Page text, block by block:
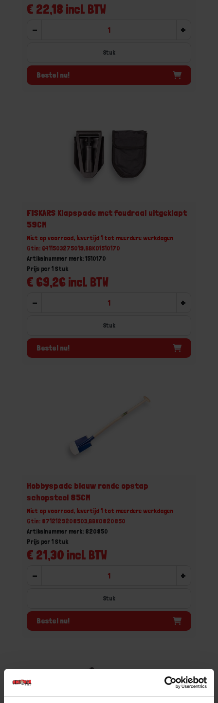
€ 22,18 incl. BTW
- +
Stuk
Bestel nu!
FISKARS Klapspade met foudraal uitgeklapt
59CM
Niet op voorraad, levertijd 1 tot meerdere werkdagen
Gtin: 6411503275019,BBKO1510170
Artikelnummer merk: 1510170
€ 69,26 incl. BTW
Prijs per 1 Stuk
- +
Stuk
Bestel nu!
Hobbyspade blauw ronde opstap
schopsteel 85CM
Niet op voorraad, levertijd 1 tot meerdere werkdagen
Gtin: 8712129208503,BBKO820850
Artikelnummer merk: 820850
€ 21,30 incl. BTW
Prijs per 1 Stuk
- +
Stuk
Bestel nu!